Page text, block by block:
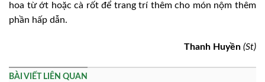
hoa từ ớt hoặc cà rốt để trang trí thêm cho món nộm thêm
phần hấp dẫn.
Thanh Huyền (St)
BÀI VIẾT LIÊN QUAN